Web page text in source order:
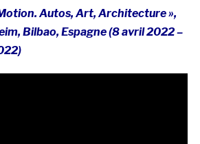
Autos, Art, Architecture »,
Bilbao, Espagne (8 avril 2022 –